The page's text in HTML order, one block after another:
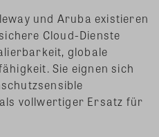
und Aruba existieren
Cloud-Dienste
globale
Sie eignen sich
vollwertiger Ersatz für